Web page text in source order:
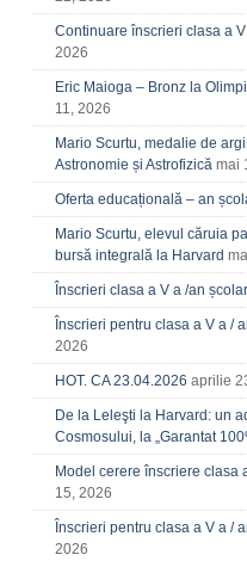
Continuare înscrieri clasa a
2026
Eric Maioga – Bronz la
11, 2026
Mario Scurtu, medalie de
Astronomie și Astrofizică mai
Oferta educațională – an
Mario Scurtu, elevul căruia
bursă integrală la Harvard
Înscrieri clasa a V a /an
Înscrieri pentru clasa a V a /
2026
HOT. CA 23.04.2026 aprilie
De la Leleşti la Harvard: un
Cosmosului, la „Garantat
Model cerere înscriere clasa
15, 2026
Înscrieri pentru clasa a V a /
2026